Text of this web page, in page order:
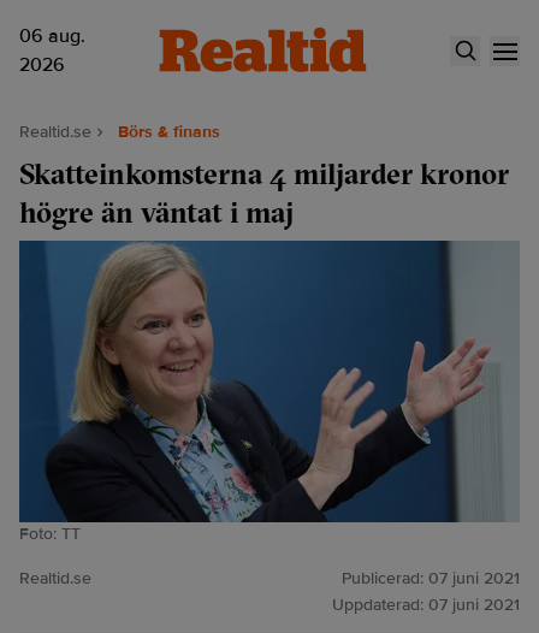
06 aug.
2026
Realtid.se Börs & finans
Skatteinkomsterna 4 miljarder kronor
högre än väntat i maj
Foto: TT
Realtid.se Publicerad: 07 juni 2021
Uppdaterad: 07 juni 2021